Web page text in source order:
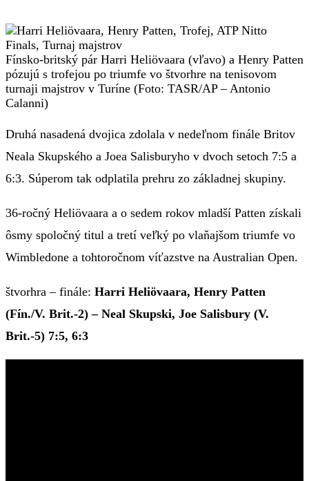
Fínsko-britský pár Harri Heliövaara (vľavo) a Henry Patten
pózujú s trofejou po triumfe vo štvorhre na tenisovom
turnaji majstrov v Turíne (Foto: TASR/AP – Antonio
Calanni)
Druhá nasadená dvojica zdolala v nedeľnom finále Britov
Neala Skupského a Joea Salisburyho v dvoch setoch 7:5 a
6:3. Súperom tak odplatila prehru zo základnej skupiny.
36-ročný Heliövaara a o sedem rokov mladší Patten získali
ôsmy spoločný titul a tretí veľký po vlaňajšom triumfe vo
Wimbledone a tohtoročnom víťazstve na Australian Open.
štvorhra – finále: Harri Heliövaara, Henry Patten
(Fín./V. Brit.-2) – Neal Skupski, Joe Salisbury (V.
Brit.-5) 7:5, 6:3